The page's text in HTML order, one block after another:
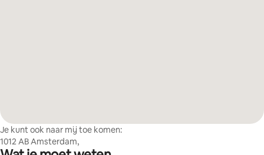
Je kunt ook naar mij toe komen:
1012 AB Amsterdam,